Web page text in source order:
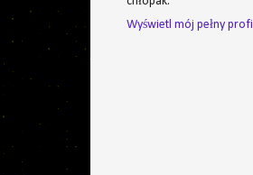
Wyświetl mój pełny profil